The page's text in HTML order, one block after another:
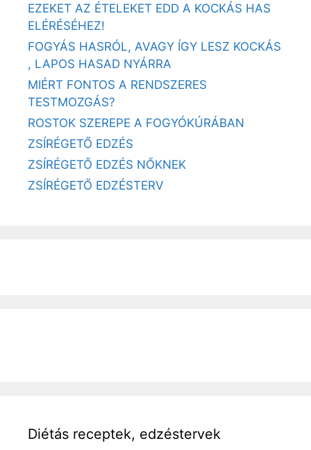
EZEKET AZ ÉTELEKET EDD A KOCKÁS HAS
ELÉRÉSÉHEZ!
FOGYÁS HASRÓL, AVAGY ÍGY LESZ KOCKÁS
, LAPOS HASAD NYÁRRA
MIÉRT FONTOS A RENDSZERES
TESTMOZGÁS?
ROSTOK SZEREPE A FOGYÓKÚRÁBAN
ZSÍRÉGETŐ EDZÉS
ZSÍRÉGETŐ EDZÉS NŐKNEK
ZSÍRÉGETŐ EDZÉSTERV
Diétás receptek, edzéstervek